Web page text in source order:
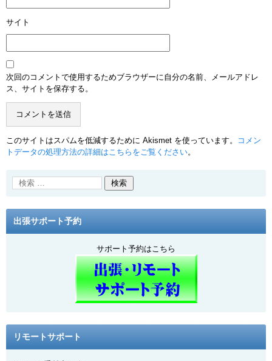
サイト
次回のコメントで使用するためブラウザーに自分の名前、メールアドレ
ス、サイトを保存する。
このサイトはスパムを低減するために Akismet を使っています。
コメン
トデータの処理方法の詳細はこちらをご覧ください。
出張サポート予約
サポート予約はこちら
リモートサポート